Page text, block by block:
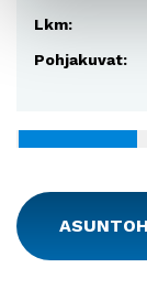
Lkm:
Pohjakuvat: